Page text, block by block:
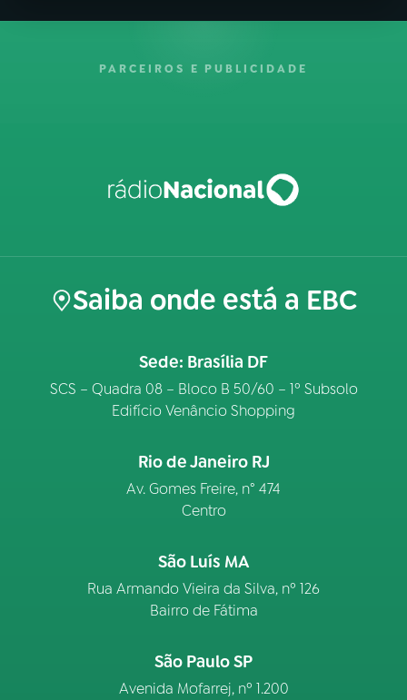
PARCEIROS E PUBLICIDADE
Saiba onde está a EBC
Sede: Brasília DF
SCS – Quadra 08 – Bloco B 50/60 – 1º Subsolo
Edifício Venâncio Shopping
Rio de Janeiro RJ
Av. Gomes Freire, n° 474
Centro
São Luís MA
Rua Armando Vieira da Silva, nº 126
Bairro de Fátima
São Paulo SP
Avenida Mofarrej, nº 1.200